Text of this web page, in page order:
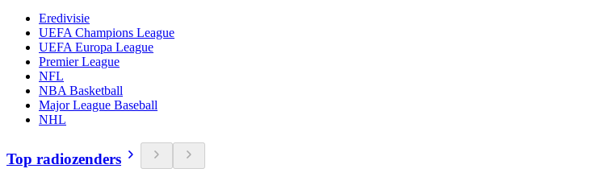
Eredivisie
UEFA Champions League
UEFA Europa League
Premier League
NFL
NBA Basketball
Major League Baseball
NHL
Top radiozenders